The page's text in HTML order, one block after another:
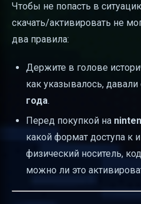
Чтобы не попасть в
скачать/активировать не
два правила:
Держите в голове
как указывалось, давали
года.
Перед покупкой на
какой формат доступа к
физический носитель,
можно ли это